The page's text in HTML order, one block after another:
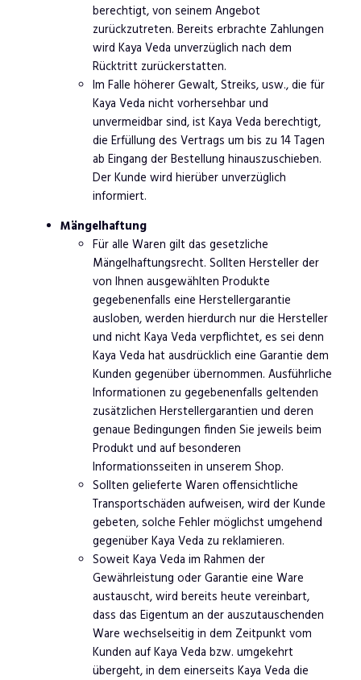
berechtigt, von seinem Angebot
zurückzutreten. Bereits erbrachte Zahlungen
wird Kaya Veda unverzüglich nach dem
Rücktritt zurückerstatten.
Im Falle höherer Gewalt, Streiks, usw., die für
Kaya Veda nicht vorhersehbar und
unvermeidbar sind, ist Kaya Veda berechtigt,
die Erfüllung des Vertrags um bis zu 14 Tagen
ab Eingang der Bestellung hinauszuschieben.
Der Kunde wird hierüber unverzüglich
informiert.
Mängelhaftung
Für alle Waren gilt das gesetzliche
Mängelhaftungsrecht. Sollten Hersteller der
von Ihnen ausgewählten Produkte
gegebenenfalls eine Herstellergarantie
ausloben, werden hierdurch nur die Hersteller
und nicht Kaya Veda verpflichtet, es sei denn
Kaya Veda hat ausdrücklich eine Garantie dem
Kunden gegenüber übernommen. Ausführliche
Informationen zu gegebenenfalls geltenden
zusätzlichen Herstellergarantien und deren
genaue Bedingungen finden Sie jeweils beim
Produkt und auf besonderen
Informationsseiten in unserem Shop.
Sollten gelieferte Waren offensichtliche
Transportschäden aufweisen, wird der Kunde
gebeten, solche Fehler möglichst umgehend
gegenüber Kaya Veda zu reklamieren.
Soweit Kaya Veda im Rahmen der
Gewährleistung oder Garantie eine Ware
austauscht, wird bereits heute vereinbart,
dass das Eigentum an der auszutauschenden
Ware wechselseitig in dem Zeitpunkt vom
Kunden auf Kaya Veda bzw. umgekehrt
übergeht, in dem einerseits Kaya Veda die